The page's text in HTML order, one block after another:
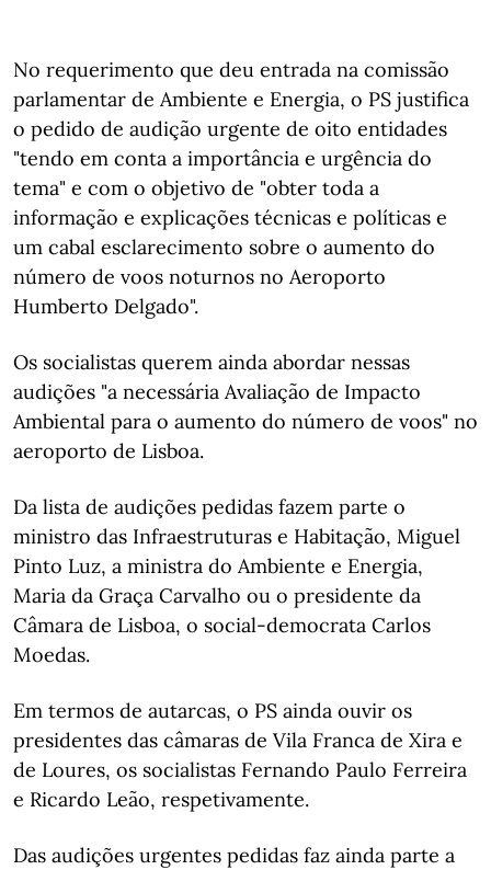
No requerimento que deu entrada na comissão
parlamentar de Ambiente e Energia, o PS justifica
o pedido de audição urgente de oito entidades
"tendo em conta a importância e urgência do
tema" e com o objetivo de "obter toda a
informação e explicações técnicas e políticas e
um cabal esclarecimento sobre o aumento do
número de voos noturnos no Aeroporto
Humberto Delgado".
Os socialistas querem ainda abordar nessas
audições "a necessária Avaliação de Impacto
Ambiental para o aumento do número de voos" no
aeroporto de Lisboa.
Da lista de audições pedidas fazem parte o
ministro das Infraestruturas e Habitação, Miguel
Pinto Luz, a ministra do Ambiente e Energia,
Maria da Graça Carvalho ou o presidente da
Câmara de Lisboa, o social-democrata Carlos
Moedas.
Em termos de autarcas, o PS ainda ouvir os
presidentes das câmaras de Vila Franca de Xira e
de Loures, os socialistas Fernando Paulo Ferreira
e Ricardo Leão, respetivamente.
Das audições urgentes pedidas faz ainda parte a